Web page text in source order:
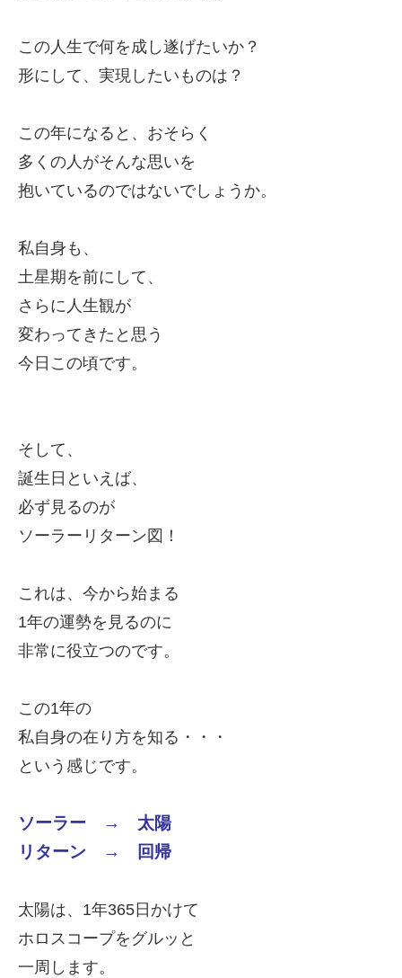
この人生で何を成し遂げたいか？
形にして、実現したいものは？
この年になると、おそらく
多くの人がそんな思いを
抱いているのではないでしょうか。
私自身も、
土星期を前にして、
さらに人生観が
変わってきたと思う
今日この頃です。
そして、
誕生日といえば、
必ず見るのが
ソーラーリターン図！
これは、 今から始まる
1年の運勢を見るのに
非常に役立つのです。
この1年の
私自身の在り方を知る・・・
という感じです。
ソーラー → 太陽
リターン → 回帰
太陽は、1年365日かけて
ホロスコープをグルッと
一周します。